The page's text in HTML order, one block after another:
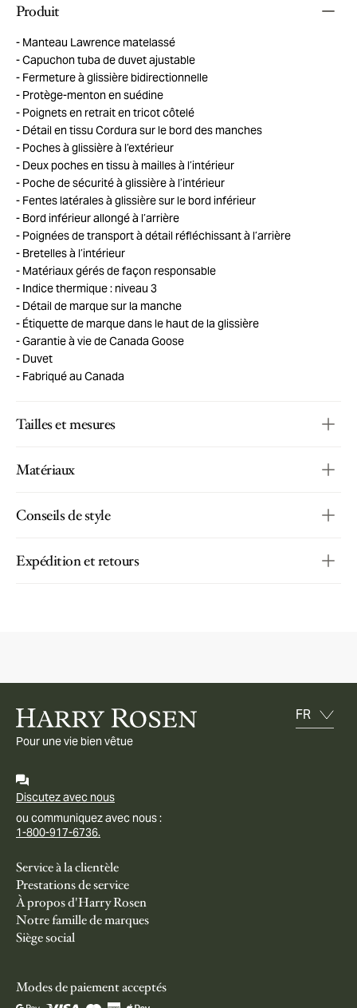
Produit
Manteau Lawrence matelassé
Capuchon tuba de duvet ajustable
Fermeture à glissière bidirectionnelle
Protège-menton en suédine
Poignets en retrait en tricot côtelé
Détail en tissu Cordura sur le bord des manches
Poches à glissière à l’extérieur
Deux poches en tissu à mailles à l’intérieur
Poche de sécurité à glissière à l’intérieur
Fentes latérales à glissière sur le bord inférieur
Bord inférieur allongé à l’arrière
Poignées de transport à détail réfléchissant à l’arrière
Bretelles à l’intérieur
Matériaux gérés de façon responsable
Indice thermique : niveau 3
Détail de marque sur la manche
Étiquette de marque dans le haut de la glissière
Garantie à vie de Canada Goose
Duvet
Fabriqué au Canada
Tailles et mesures
Matériaux
Conseils de style
Expédition et retours
Pour une vie bien vêtue
Discutez avec nous
ou communiquez avec nous :
1-800-917-6736.
Service à la clientèle
Prestations de service
À propos d'Harry Rosen
Notre famille de marques
Siège social
Modes de paiement acceptés